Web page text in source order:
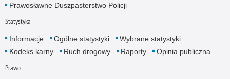
Prawosławne Duszpasterstwo Policji
Statystyka
Informacje Ogólne statystyki
Wybrane statystyki
Kodeks karny
Ruch drogowy Raporty Opinia publiczna
Prawo